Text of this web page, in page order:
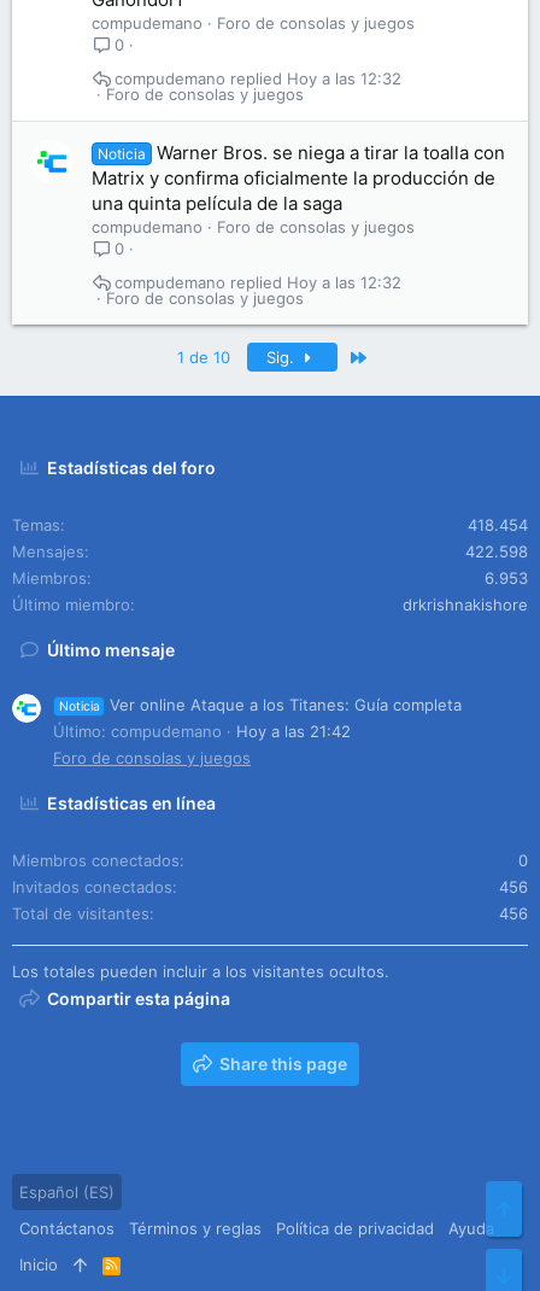
compudemano
Foro de consolas y juegos
0
Foro de consolas y juegos
Hoy a las 12:32
compudemano
Noticia
Warner Bros. se niega a tirar la toalla con
Matrix y confirma oficialmente la producción de
una quinta película de la saga
compudemano
Foro de consolas y juegos
0
Foro de consolas y juegos
Hoy a las 12:32
compudemano
1 de 10 Sig.
Estadísticas del foro
Temas
418.454
Mensajes
422.598
Miembros
6.953
Último miembro
drkrishnakishore
Último mensaje
Noticia
Ver online Ataque a los Titanes: Guía completa
Último: compudemano
Hoy a las 21:42
Foro de consolas y juegos
Estadísticas en línea
Miembros conectados
0
Invitados conectados
456
Total de visitantes
456
Los totales pueden incluir a los visitantes ocultos.
Compartir esta página
Share this page
Español (ES)
Contáctanos
Términos y reglas Política de privacidad
Ayuda
Inicio
R
S